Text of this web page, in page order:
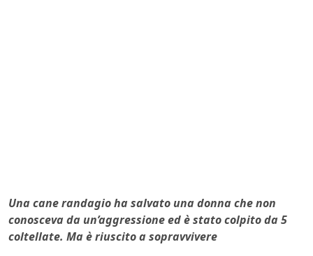
Una cane randagio ha salvato una donna che non
conosceva da un’aggressione ed è stato colpito da 5
coltellate. Ma è riuscito a sopravvivere